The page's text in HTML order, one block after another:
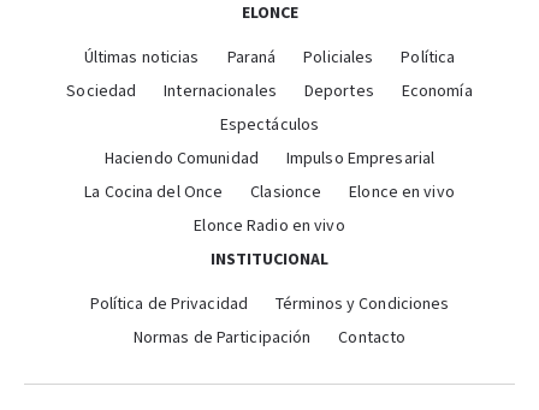
ELONCE
Últimas noticias Paraná Policiales
Política
Sociedad
Internacionales Deportes
Economía
Espectáculos
Haciendo Comunidad
Impulso Empresarial
La Cocina del Once
Clasionce
Elonce en vivo
Elonce Radio en vivo
INSTITUCIONAL
Política de Privacidad
Términos y Condiciones
Normas de Participación
Contacto